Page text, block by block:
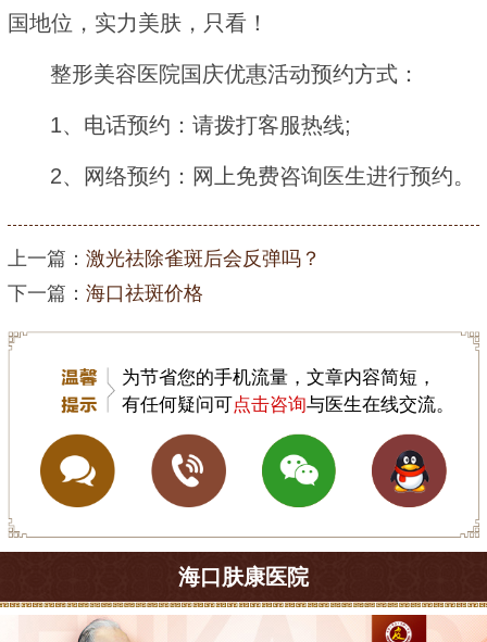
国地位，实力美肤，只看！
整形美容医院国庆优惠活动预约方式：
1、电话预约：请拨打客服热线;
2、网络预约：网上免费咨询医生进行预约。
上一篇： 激光祛除雀斑后会反弹吗？
下一篇： 海口祛斑价格
为节省您的手机流量，文章内容简短，
有任何疑问可点击咨询与医生在线交流。
海口肤康医院